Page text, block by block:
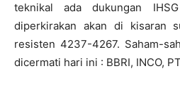
teknikal ada dukungan
diperkirakan akan di kisaran
resisten 4237-4267. Saham-
dicermati hari ini : BBRI, INCO,